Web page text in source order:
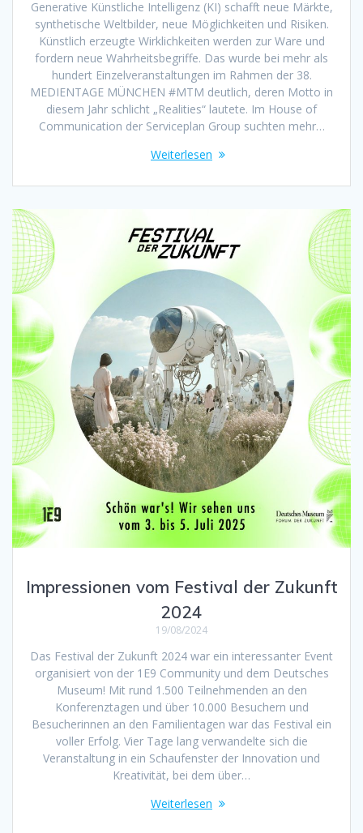
Generative Künstliche Intelligenz (KI) schafft neue Märkte,
synthetische Weltbilder, neue Möglichkeiten und Risiken.
Künstlich erzeugte Wirklichkeiten werden zur Ware und
fordern neue Wahrheitsbegriffe. Das wurde bei mehr als
hundert Einzelveranstaltungen im Rahmen der 38.
MEDIENTAGE MÜNCHEN #MTM deutlich, deren Motto in
diesem Jahr schlicht „Realities“ lautete. Im House of
Communication der Serviceplan Group suchten mehr…
Weiterlesen
Impressionen vom Festival der Zukunft
2024
19/08/2024
Das Festival der Zukunft 2024 war ein interessanter Event
organisiert von der 1E9 Community und dem Deutsches
Museum! Mit rund 1.500 Teilnehmenden an den
Konferenztagen und über 10.000 Besuchern und
Besucherinnen an den Familientagen war das Festival ein
voller Erfolg. Vier Tage lang verwandelte sich die
Veranstaltung in ein Schaufenster der Innovation und
Kreativität, bei dem über…
Weiterlesen